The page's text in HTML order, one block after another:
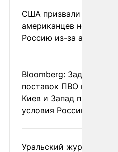
США призвали
американцев не
Россию из-за атак ВСУ
Bloomberg: Задержка
поставок ПВО вынудит
Киев и Запад принять
условия России
Уральский журналист